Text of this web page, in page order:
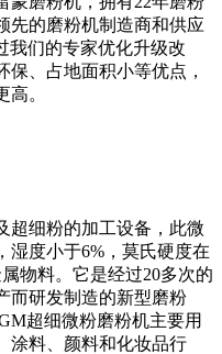
先的磨粉机制造商和供应
我们的专家优化升级改
、占地面积小等优点，
。
超细粉的加工设备，此微
湿度小于6%，莫氏硬度在
物料。它是经过20多次的
而研发制造的新型磨粉
超细微粉磨粉机主要用
涂料、颜料和化妆品行